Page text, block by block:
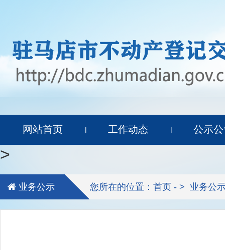
网站首页 | 工作动态 | 公示
>
业务公示 您所在的位置：首页 - > 业务公